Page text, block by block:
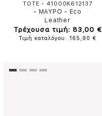
TOTE - 41000K612137
- ΜΑΥΡΟ - Eco
Leather
Τρέχουσα τιμή: 83,00 €
Τιμή καταλόγου: 165,90 €